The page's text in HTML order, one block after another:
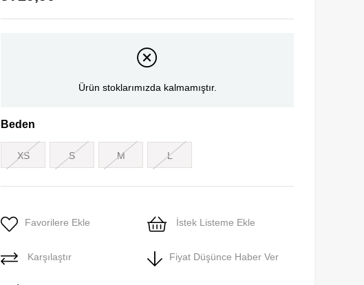
Ürün stoklarımızda kalmamıştır.
Beden
XS S M L
Favorilere Ekle İstek Listeme Ekle
Karşılaştır Fiyat Düşünce Haber Ver